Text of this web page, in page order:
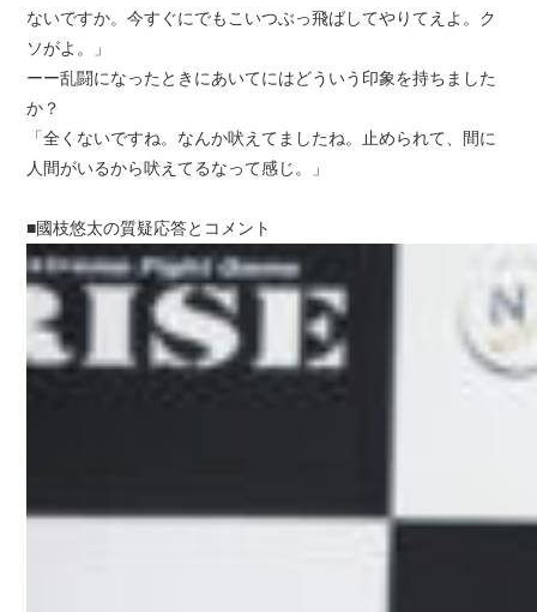
ないですか。今すぐにでもこいつぶっ飛ばしてやりてえよ。ク
ソがよ。」
ーー乱闘になったときにあいてにはどういう印象を持ちました
か？
「全くないですね。なんか吠えてましたね。止められて、間に
人間がいるから吠えてるなって感じ。」
■國枝悠太の質疑応答とコメント